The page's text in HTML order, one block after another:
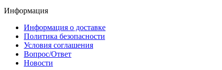
Информация
Информация о доставке
Политика безопасности
Условия соглашения
Вопрос/Ответ
Новости